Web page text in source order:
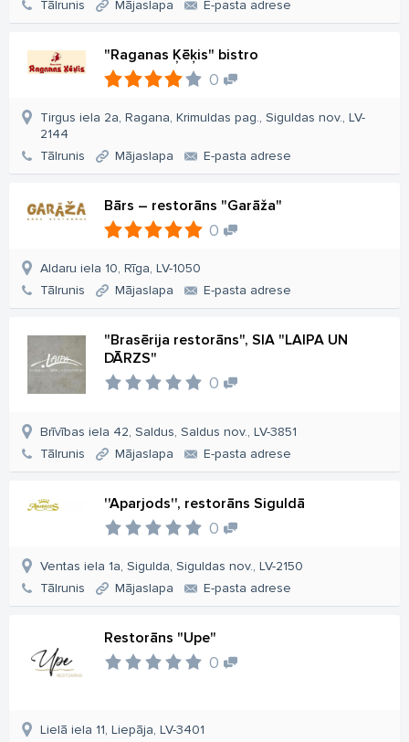
Tālrunis Mājaslapa E-pasta adrese
"Raganas Ķēķis" bistro
0
Tirgus iela 2a, Ragana, Krimuldas pag., Siguldas nov., LV-
2144
Tālrunis
Mājaslapa E-pasta adrese
Bārs – restorāns "Garāža"
0
Aldaru iela 10, Rīga, LV-1050
Tālrunis
Mājaslapa E-pasta adrese
"Brasērija restorāns", SIA "LAIPA UN
DĀRZS"
0
Brīvības iela 42, Saldus, Saldus nov., LV-3851
Tālrunis
Mājaslapa E-pasta adrese
''Aparjods'', restorāns Siguldā
0
Ventas iela 1a, Sigulda, Siguldas nov., LV-2150
Tālrunis
Mājaslapa E-pasta adrese
Restorāns "Upe"
0
Lielā iela 11, Liepāja, LV-3401